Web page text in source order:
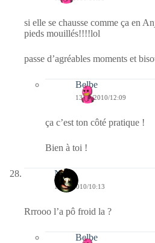
si elle se chausse comme ça en
pieds mouillés!!!!lol
passe d’agréables moments et
Belbe
13/11/2010/12:09
ça c’est ton côté pratique !
Bien à toi !
Nova
13/11/2010/10:13
Rrrooo l’a pô froid la ?
Belbe